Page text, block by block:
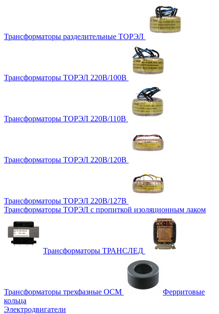
Трансформаторы разделительные ТОРЭЛ
Трансформаторы ТОРЭЛ 220В/100В
Трансформаторы ТОРЭЛ 220В/110В
Трансформаторы ТОРЭЛ 220В/120В
Трансформаторы ТОРЭЛ 220В/127В
Трансформаторы ТОРЭЛ с пропиткой изоляционным лаком
Трансформаторы ТРАНСЛЕД
Трансформаторы трехфазные ОСМ
Ферритовые
кольца
Электродвигатели